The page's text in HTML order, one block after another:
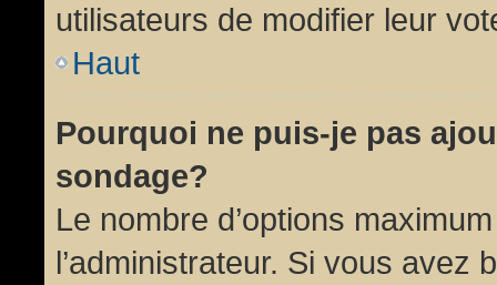
utilisateurs de modifier leur
Haut
Pourquoi ne puis-je pas
sondage?
Le nombre d’options
l’administrateur. Si vous avez